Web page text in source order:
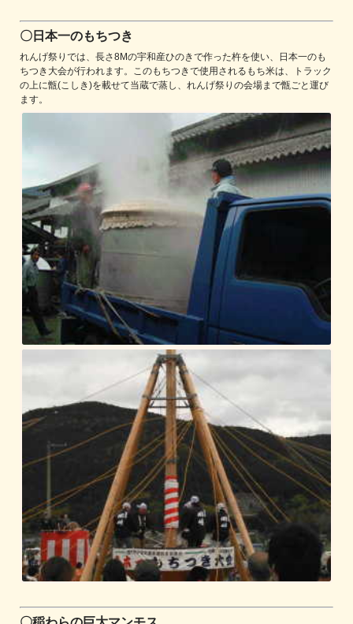
〇日本一のもちつき
れんげ祭りでは、長さ8Mの宇和産ひのきで作った杵を使い、日本一のも
ちつき大会が行われます。このもちつきで使用されるもち米は、トラック
の上に甑(こしき)を載せて当蔵で蒸し、れんげ祭りの会場まで甑ごと運び
ます。